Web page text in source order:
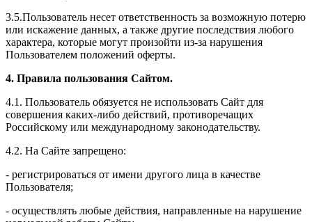
3.5.Пользователь несет ответственность за возможную потерю
или искажение данных, а также другие последствия любого
характера, которые могут произойти из-за нарушения
Пользователем положений оферты.
4. Правила пользования Сайтом.
4.1. Пользователь обязуется не использовать Сайт для
совершения каких-либо действий, противоречащих
Российскому или международному законодательству.
4.2. На Сайте запрещено:
- регистрироваться от имени другого лица в качестве
Пользователя;
- осуществлять любые действия, направленные на нарушение